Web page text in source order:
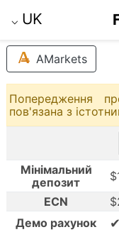
⌵ UK
AMarkets
Попередження
пов'язана з
Мінімальний
депозит
ECN
Демо рахунок
✔